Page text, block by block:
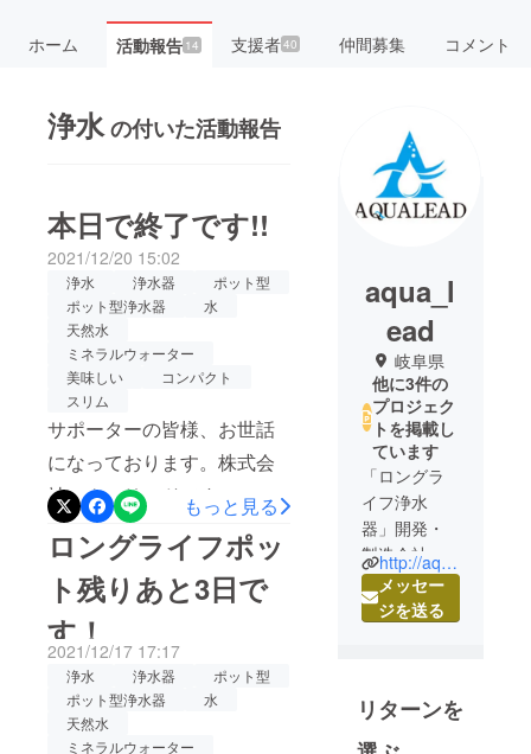
ホーム 活動報告14 支援者40 仲間募集 コメント
浄水の付いた活動報告
本日で終了です!!
2021/12/20 15:02
浄水 浄水器
ポット型
ポット型浄水器
水
天然水
ミネラルウォーター
美味しい
コンパクト
スリム
サポーターの皆様、お世話
になっております。株式会
社アクアリードです。 1台
で2Lペットボトル約800本
分！長寿命なポット型浄水
器でおいしい水をいつでも
『ロングライフポット』の
掲載期間も本日までとなっ
てしまいました。応援購入
をしてくださったサポー
もっと見る
ロングライフポッ
ト残りあと3日で
す！
2021/12/17 17:17
浄水 浄水器
ポット型
ポット型浄水器
水
天然水
ミネラルウォーター
aqua_l
ead
岐阜県
他に3件の
プロジェク
トを掲載し
ています
「ロングラ
イフ浄水
器」開発・
製造会社の
株式会社ア
クアリード
造まで、日
本産・日本
http://aqua-lead.jp/
メッセー
ジを送る
リターンを